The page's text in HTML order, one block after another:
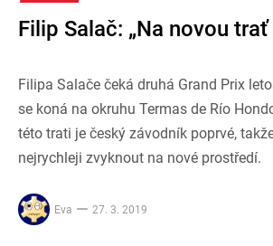
Filip Salač: „Na novou trať
Filipa Salače čeká druhá Grand Prix
se koná na okruhu Termas de Río
této trati je český závodník poprvé,
nejrychleji zvyknout na nové prostředí.
Eva 27. 3. 2019